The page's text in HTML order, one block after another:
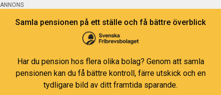
ANNONS
Samla pensionen på ett ställe och få bättre överblick
Har du pension hos flera olika bolag? Genom att samla
pensionen kan du få bättre kontroll, färre utskick och en
tydligare bild av ditt framtida sparande.